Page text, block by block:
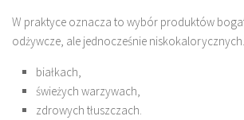
W praktyce oznacza to wybór produktów
odżywcze, ale jednocześnie
białkach,
świeżych warzywach,
zdrowych tłuszczach.